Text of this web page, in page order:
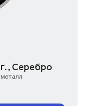
Серебро